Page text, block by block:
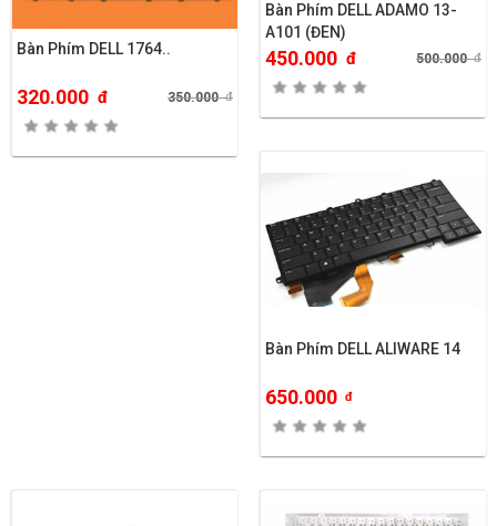
Bàn Phím DELL 1764..
320.000 đ 350.000đ
Bàn Phím DELL ADAMO 13-
A101 (ĐEN)
450.000 đ 500.000đ
Bàn Phím DELL ALIWARE 14
650.000 đ